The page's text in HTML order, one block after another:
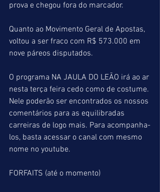
prova e chegou fora do marcador.
Quanto ao Movimento Geral de Apostas,
voltou a ser fraco com R$ 573.000 em
nove páreos disputados.
O programa NA JAULA DO LEÃO irá ao ar
nesta terça feira cedo como de costume.
Nele poderão ser encontrados os nossos
comentários para as equilibradas
carreiras de logo mais. Para acompanha-
los, basta acessar o canal com mesmo
nome no youtube.
FORFAITS (até o momento)